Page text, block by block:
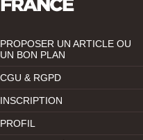
PROPOSER UN ARTICLE OU
UN BON PLAN
CGU & RGPD
INSCRIPTION
PROFIL